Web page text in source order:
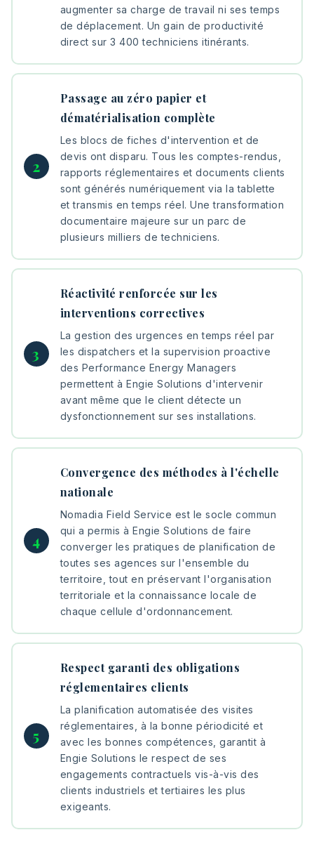
augmenter sa charge de travail ni ses temps
de déplacement. Un gain de productivité
direct sur 3 400 techniciens itinérants.
Passage au zéro papier et
dématérialisation complète
Les blocs de fiches d'intervention et de
devis ont disparu. Tous les comptes-rendus,
rapports réglementaires et documents clients
sont générés numériquement via la tablette
et transmis en temps réel. Une transformation
documentaire majeure sur un parc de
plusieurs milliers de techniciens.
Réactivité renforcée sur les
interventions correctives
La gestion des urgences en temps réel par
les dispatchers et la supervision proactive
des Performance Energy Managers
permettent à Engie Solutions d'intervenir
avant même que le client détecte un
dysfonctionnement sur ses installations.
Convergence des méthodes à l'échelle
nationale
Nomadia Field Service est le socle commun
qui a permis à Engie Solutions de faire
converger les pratiques de planification de
toutes ses agences sur l'ensemble du
territoire, tout en préservant l'organisation
territoriale et la connaissance locale de
chaque cellule d'ordonnancement.
Respect garanti des obligations
réglementaires clients
La planification automatisée des visites
réglementaires, à la bonne périodicité et
avec les bonnes compétences, garantit à
Engie Solutions le respect de ses
engagements contractuels vis-à-vis des
clients industriels et tertiaires les plus
exigeants.